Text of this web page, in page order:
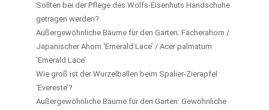
Sollten bei der Pflege des Wolfs-Eisenhuts Handschuhe
getragen werden?
Außergewöhnliche Bäume für den Garten: Fächerahorn /
Japanischer Ahorn ‘Emerald Lace’ / Acer palmatum
‘Emerald Lace’
Wie groß ist der Wurzelballen beim Spalier-Zierapfel
‘Evereste’?
Außergewöhnliche Bäume für den Garten: Gewöhnliche